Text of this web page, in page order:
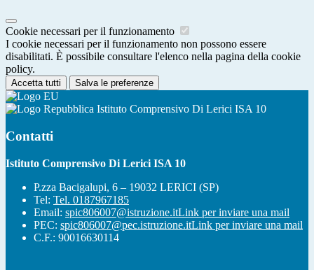
Cookie necessari per il funzionamento
I cookie necessari per il funzionamento non possono essere
disabilitati. È possibile consultare l'elenco nella pagina della cookie
policy.
Accetta tutti Salva le preferenze
Istituto Comprensivo Di Lerici ISA 10
Contatti
Istituto Comprensivo Di Lerici ISA 10
P.zza Bacigalupi, 6 – 19032 LERICI (SP)
Tel: Tel. 0187967185
Email: spic806007@istruzione.itLink per inviare una mail
PEC: spic806007@pec.istruzione.itLink per inviare una mail
C.F.: 90016630114